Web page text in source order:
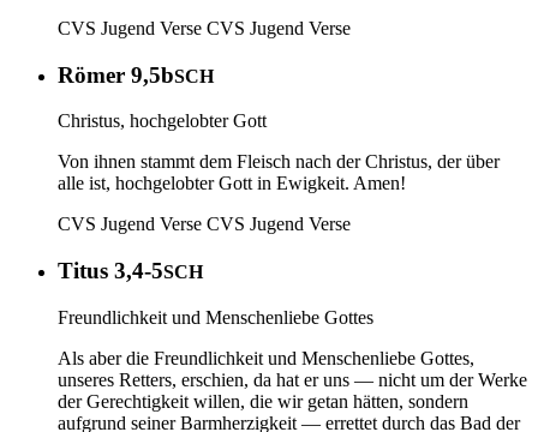
CVS Jugend Verse CVS Jugend Verse
Römer 9,5bSCH
Christus, hochgelobter Gott
Von ihnen stammt dem Fleisch nach der Christus, der über
alle ist, hochgelobter Gott in Ewigkeit. Amen!
CVS Jugend Verse CVS Jugend Verse
Titus 3,4-5SCH
Freundlichkeit und Menschenliebe Gottes
Als aber die Freundlichkeit und Menschenliebe Gottes,
unseres Retters, erschien, da hat er uns — nicht um der Werke
der Gerechtigkeit willen, die wir getan hätten, sondern
aufgrund seiner Barmherzigkeit — errettet durch das Bad der